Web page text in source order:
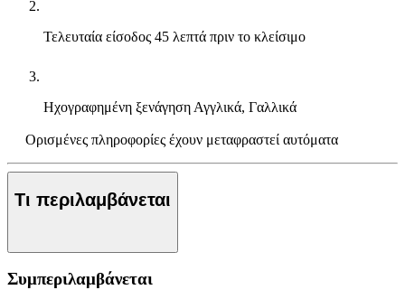
Τελευταία είσοδος 45 λεπτά πριν το κλείσιμο
Ηχογραφημένη ξενάγησηΑγγλικά, Γαλλικά
Ορισμένες πληροφορίες έχουν μεταφραστεί αυτόματα
Τι περιλαμβάνεται
Συμπεριλαμβάνεται